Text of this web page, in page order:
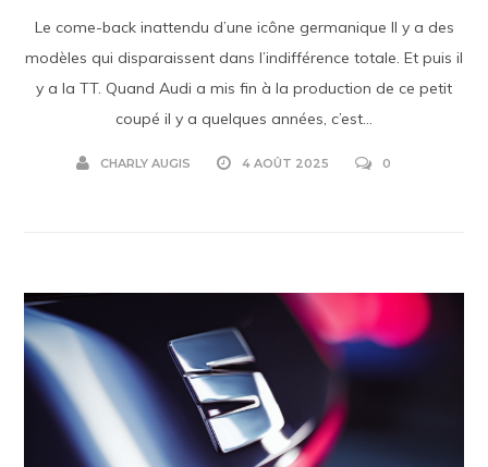
Le come-back inattendu d’une icône germanique Il y a des
modèles qui disparaissent dans l’indifférence totale. Et puis il
y a la TT. Quand Audi a mis fin à la production de ce petit
coupé il y a quelques années, c’est...
CHARLY AUGIS 4 AOÛT 2025 0